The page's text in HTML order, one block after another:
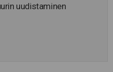
uudistaminen